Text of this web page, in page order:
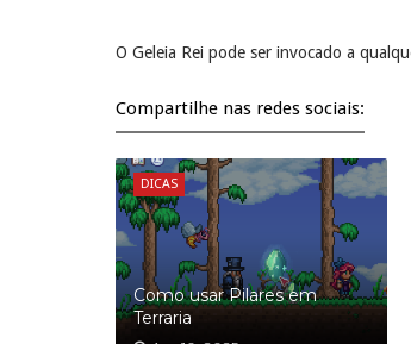
O Geleia Rei pode ser invocado a
Compartilhe nas redes sociais:
DICAS
Como usar Pilares em
Terraria